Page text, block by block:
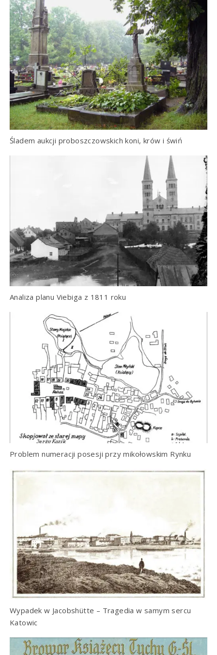
Śladem aukcji proboszczowskich koni, krów i świń
Analiza planu Viebiga z 1811 roku
Problem numeracji posesji przy mikołowskim Rynku
Wypadek w Jacobshütte – Tragedia w samym sercu
Katowic